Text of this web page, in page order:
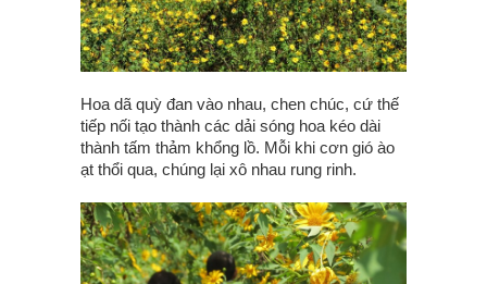
Hoa dã quỳ đan vào nhau, chen chúc, cứ thế
tiếp nối tạo thành các dải sóng hoa kéo dài
thành tấm thảm khổng lồ. Mỗi khi cơn gió ào
ạt thổi qua, chúng lại xô nhau rung rinh.